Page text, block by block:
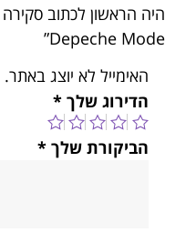
Depeche Mode”
האימייל לא יוצג באתר.
הדירוג שלך *
הביקורת שלך *